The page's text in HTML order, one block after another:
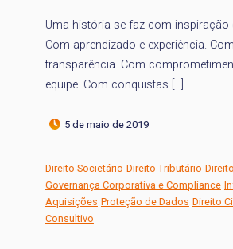
Uma história se faz com inspiração e
Com aprendizado e experiência. Com
transparência. Com comprometimento
equipe. Com conquistas […]
5 de maio de 2019
Direito Societário Direito Tributário Direito
Governança Corporativa e Compliance
Aquisições Proteção de Dados Direito Civil
Consultivo